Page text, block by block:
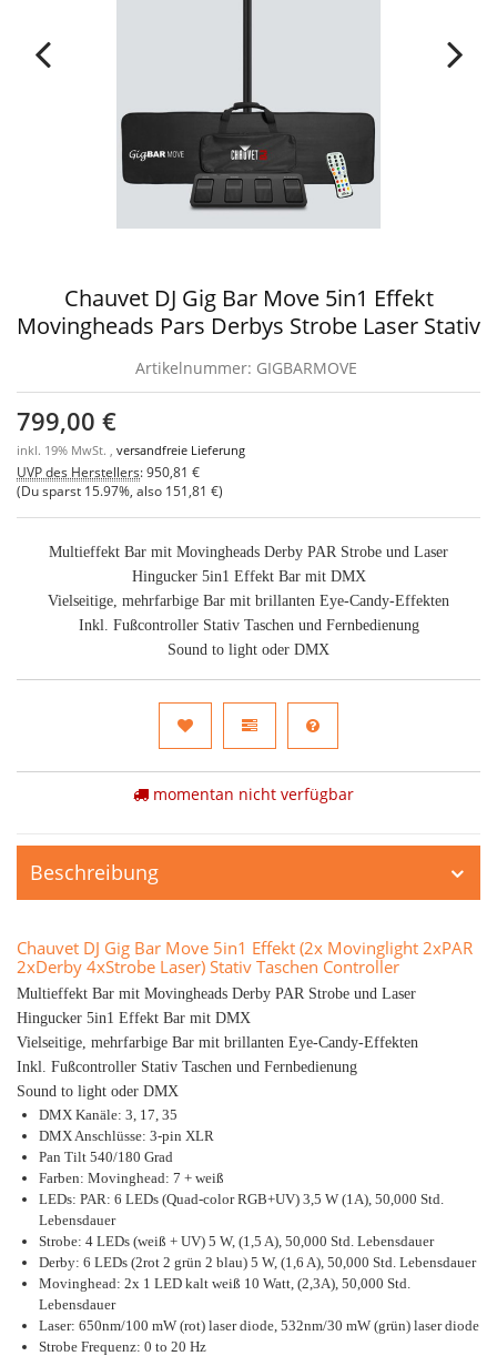
Chauvet DJ Gig Bar Move 5in1 Effekt
Movingheads Pars Derbys Strobe Laser Stativ
Artikelnummer: GIGBARMOVE
799,00 €
inkl. 19% MwSt. , versandfreie Lieferung
UVP des Herstellers:950,81 €
(Du sparst 15.97% , also 151,81 €)
Multieffekt Bar mit Movingheads Derby PAR Strobe und Laser
Hingucker 5in1 Effekt Bar mit DMX
Vielseitige, mehrfarbige Bar mit brillanten Eye-Candy-Effekten
Inkl. Fußcontroller Stativ Taschen und Fernbedienung
Sound to light oder DMX
momentan nicht verfügbar
Beschreibung
Chauvet DJ Gig Bar Move 5in1 Effekt (2x Movinglight 2xPAR
2xDerby 4xStrobe Laser) Stativ Taschen Controller
Multieffekt Bar mit Movingheads Derby PAR Strobe und Laser
Hingucker 5in1 Effekt Bar mit DMX
Vielseitige, mehrfarbige Bar mit brillanten Eye-Candy-Effekten
Inkl. Fußcontroller Stativ Taschen und Fernbedienung
Sound to light oder DMX
DMX Kanäle: 3, 17, 35
DMX Anschlüsse: 3-pin XLR
Pan Tilt 540/180 Grad
Farben: Movinghead: 7 + weiß
LEDs: PAR: 6 LEDs (Quad-color RGB+UV) 3,5 W (1A), 50,000 Std.
Lebensdauer
Strobe: 4 LEDs (weiß + UV) 5 W, (1,5 A), 50,000 Std. Lebensdauer
Derby: 6 LEDs (2rot 2 grün 2 blau) 5 W, (1,6 A), 50,000 Std. Lebensdauer
Movinghead: 2x 1 LED kalt weiß 10 Watt, (2,3A), 50,000 Std.
Lebensdauer
Laser: 650nm/100 mW (rot) laser diode, 532nm/30 mW (grün) laser diode
Strobe Frequenz: 0 to 20 Hz